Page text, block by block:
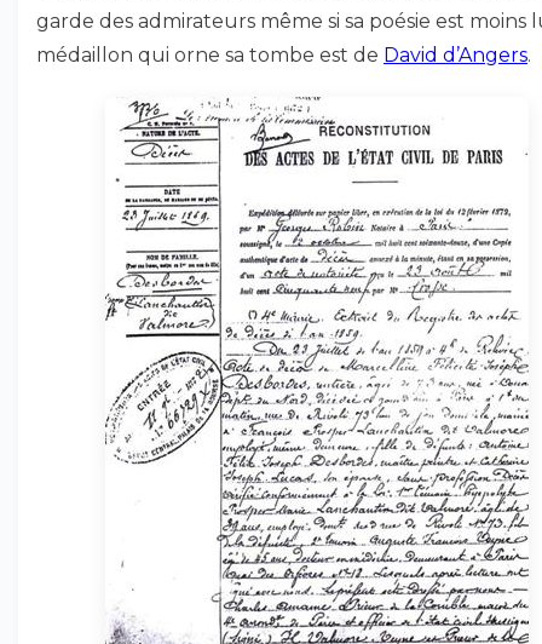
garde des admirateurs même si sa poésie est moins
médaillon qui orne sa tombe est de David d’Angers.